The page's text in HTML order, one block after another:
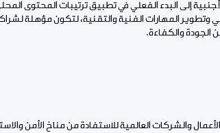
إلى البدء الفعلي في تطبيق ترتيبات المحتوى
وتطوير المهارات الفنية والتقنية، لتكون مؤهلة
الجودة والكفاءة.
والشركات العالمية للاستفادة من مناخ الأمن